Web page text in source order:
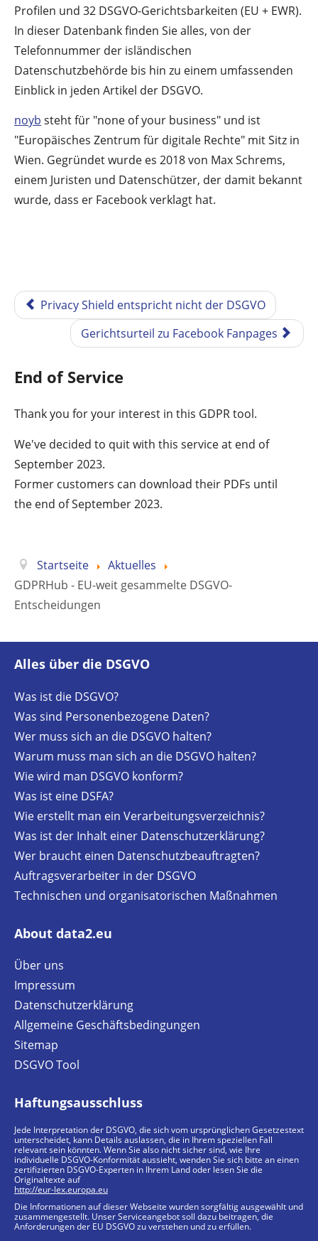
Profilen und 32 DSGVO-Gerichtsbarkeiten (EU + EWR).
In dieser Datenbank finden Sie alles, von der
Telefonnummer der isländischen
Datenschutzbehörde bis hin zu einem umfassenden
Einblick in jeden Artikel der DSGVO.
noyb steht für "none of your business" und ist
"Europäisches Zentrum für digitale Rechte" mit Sitz in
Wien. Gegründet wurde es 2018 von Max Schrems,
einem Juristen und Datenschützer, der damit bekannt
wurde, dass er Facebook verklagt hat.
Privacy Shield entspricht nicht der DSGVO
Gerichtsurteil zu Facebook Fanpages
End of Service
Thank you for your interest in this GDPR tool.
We've decided to quit with this service at end of
September 2023.
Former customers can download their PDFs until
the end of September 2023.
Startseite
Aktuelles
GDPRHub - EU-weit gesammelte DSGVO-
Entscheidungen
Alles über die DSGVO
Was ist die DSGVO?
Was sind Personenbezogene Daten?
Wer muss sich an die DSGVO halten?
Warum muss man sich an die DSGVO halten?
Wie wird man DSGVO konform?
Was ist eine DSFA?
Wie erstellt man ein Verarbeitungsverzeichnis?
Was ist der Inhalt einer Datenschutzerklärung?
Wer braucht einen Datenschutzbeauftragten?
Auftragsverarbeiter in der DSGVO
Technischen und organisatorischen Maßnahmen
About data2.eu
Über uns
Impressum
Datenschutzerklärung
Allgemeine Geschäftsbedingungen
Sitemap
DSGVO Tool
Haftungsausschluss
Jede Interpretation der DSGVO, die sich vom ursprünglichen Gesetzestext
unterscheidet, kann Details auslassen, die in Ihrem speziellen Fall
relevant sein könnten. Wenn Sie also nicht sicher sind, wie Ihre
individuelle DSGVO-Konformität aussieht, wenden Sie sich bitte an einen
zertifizierten DSGVO-Experten in Ihrem Land oder lesen Sie die
Originaltexte auf
http://eur-lex.europa.eu
Die Informationen auf dieser Webseite wurden sorgfältig ausgewählt und
zusammengestellt. Unser Serviceangebot soll dazu beitragen, die
Anforderungen der EU DSGVO zu verstehen und zu erfüllen.